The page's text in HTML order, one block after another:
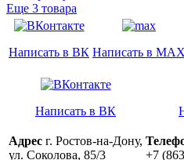
Еще 3 товара
Написать в ВК Написать в MAX
Написать в ВК
Адрес г. Ростов-на-Дону,
ул. Соколова, 85/3
+7